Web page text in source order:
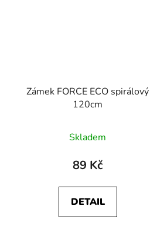
Zámek FORCE ECO spirálový
120cm
Skladem
89 Kč
DETAIL